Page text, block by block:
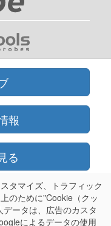
報
る
プ
タマイズ、トラフィック
のために"Cookie（クッ
ータは、広告のカスタ
によるデータの使用